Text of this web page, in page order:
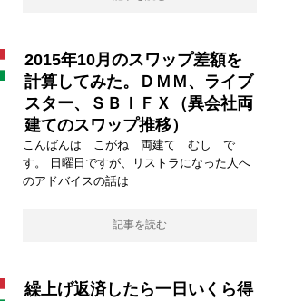
2015年10月のスワップ差額を
計算してみた。ＤＭＭ、ライブ
スター、ＳＢＩＦＸ（異会社両
建てのスワップ推移）
こんばんは こがね 両建て むし で
す。 日曜日ですが、リストラになった人へ
のアドバイスの話は
記事を読む
繰上げ返済したら一日いくら得